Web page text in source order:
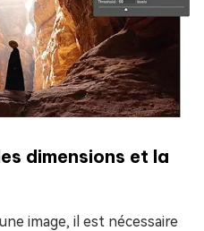
dimensions et la
image, il est nécessaire